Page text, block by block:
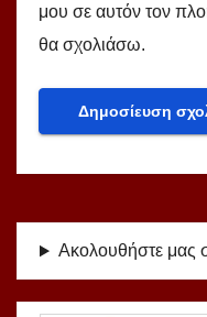
μου σε αυτόν τον
θα σχολιάσω.
Ακολουθήστε μας